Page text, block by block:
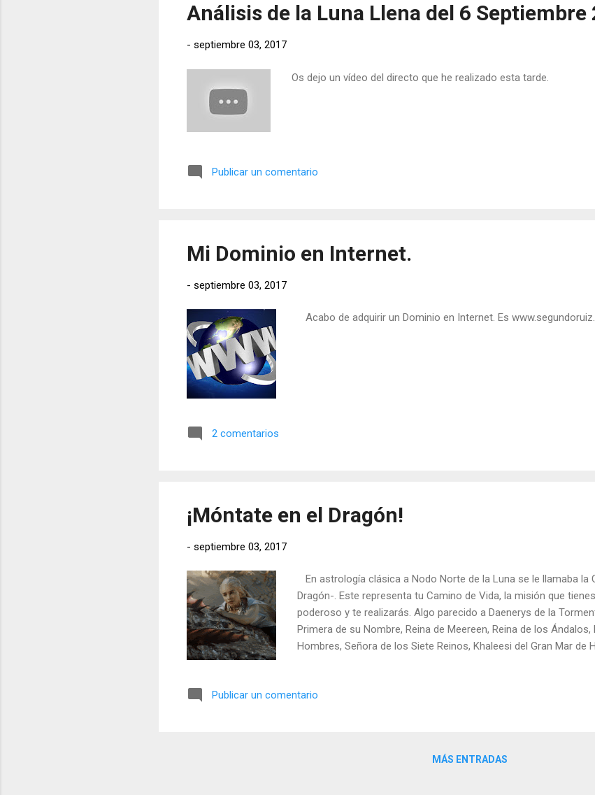
Análisis de la Luna Llena del 6 Septiembre
- septiembre 03, 2017
Os dejo un vídeo del directo que he realizado esta tarde.
Publicar un comentario
Mi Dominio en Internet.
- septiembre 03, 2017
Acabo de adquirir un Dominio en Internet. Es
2 comentarios
¡Móntate en el Dragón!
- septiembre 03, 2017
En astrología clásica a Nodo Norte de la Luna se le llamaba la
Dragón-. Este representa tu Camino de Vida, la misión que
poderoso y te realizarás. Algo parecido a Daenerys de la
Primera de su Nombre, Reina de Meereen, Reina de los
Hombres, Señora de los Siete Reinos, Khaleesi del Gran Mar de
Publicar un comentario
MÁS ENTRADAS